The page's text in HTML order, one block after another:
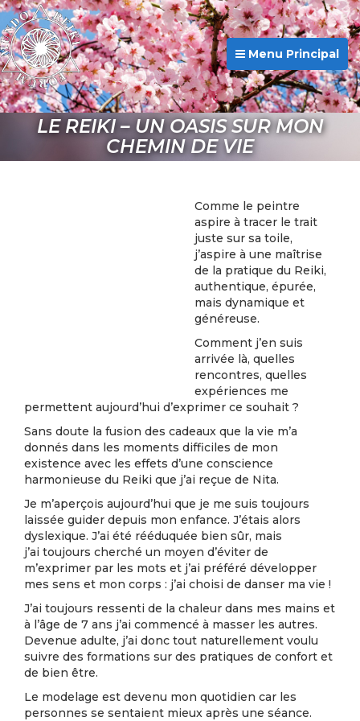
Menu Principal
LE REIKI – UN OASIS SUR MON
CHEMIN DE VIE
Comme le peintre
aspire à tracer le trait
juste sur sa toile,
j’aspire à une maîtrise
de la pratique du Reiki,
authentique, épurée,
mais dynamique et
généreuse.
Comment j’en suis
arrivée là, quelles
rencontres, quelles
expériences me
permettent aujourd’hui d’exprimer ce souhait ?
Sans doute la fusion des cadeaux que la vie m’a
donnés dans les moments difficiles de mon
existence avec les effets d’une conscience
harmonieuse du Reiki que j’ai reçue de Nita.
Je m’aperçois aujourd’hui que je me suis toujours
laissée guider depuis mon enfance. J’étais alors
dyslexique. J’ai été rééduquée bien sûr, mais
j’ai toujours cherché un moyen d’éviter de
m’exprimer par les mots et j’ai préféré développer
mes sens et mon corps : j’ai choisi de danser ma vie !
J’ai toujours ressenti de la chaleur dans mes mains et
à l’âge de 7 ans j’ai commencé à masser les autres.
Devenue adulte, j’ai donc tout naturellement voulu
suivre des formations sur des pratiques de confort et
de bien être.
Le modelage est devenu mon quotidien car les
personnes se sentaient mieux après une séance.